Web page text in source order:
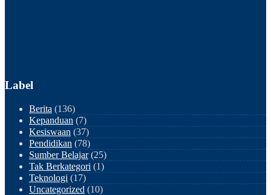
Label
Berita (136)
Kepanduan (7)
Kesiswaan (37)
Pendidikan (78)
Sumber Belajar(25)
Tak Berkategori (1)
Teknologi (17)
Uncategorized (10)